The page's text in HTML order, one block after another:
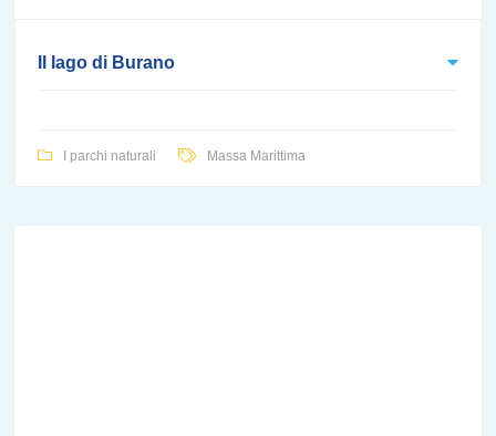
Il lago di Burano
I parchi naturali Massa Marittima